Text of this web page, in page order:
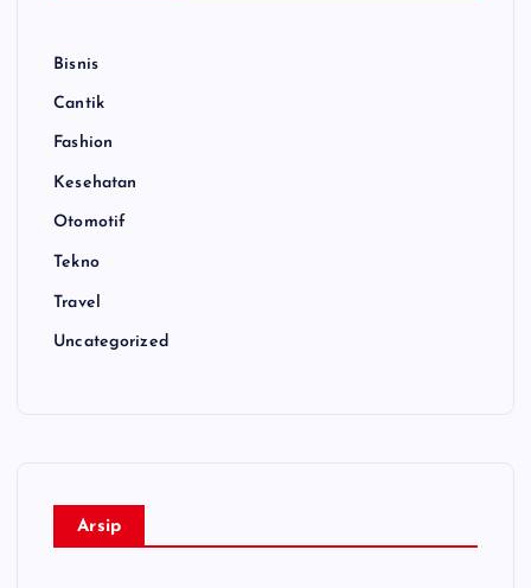
Bisnis
Cantik
Fashion
Kesehatan
Otomotif
Tekno
Travel
Uncategorized
Arsip